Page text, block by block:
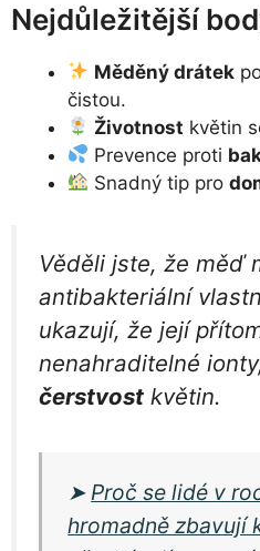
Nejdůležitější
Měděný drátek
čistou.
Životnost květin
Prevence proti
Snadný tip pro
Věděli jste, že měď
antibakteriální
ukazují, že její
nenahraditelné
čerstvost květin.
➤Proč se lidé v
hromadně zbavují